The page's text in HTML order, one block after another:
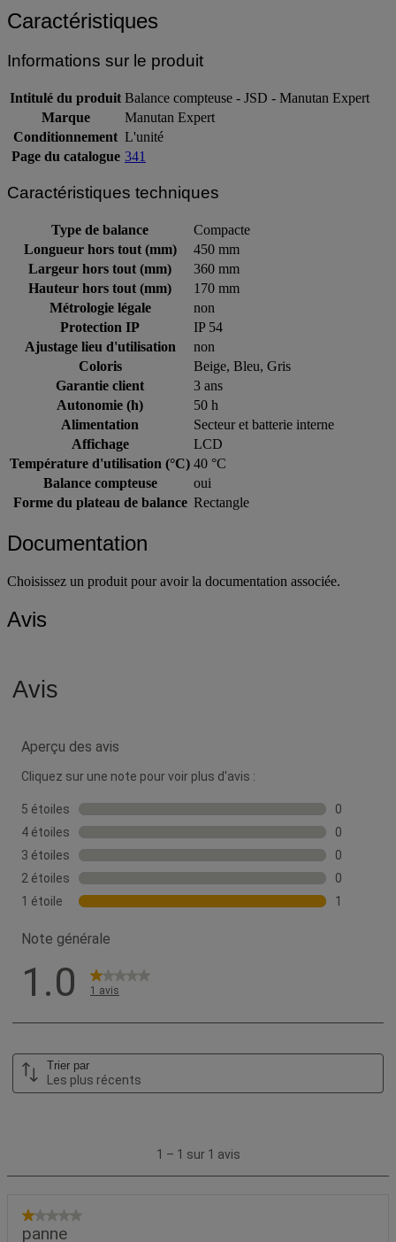
Caractéristiques
Informations sur le produit
Intitulé du produit Balance compteuse - JSD - Manutan Expert
Marque
Manutan Expert
Conditionnement L'unité
Page du catalogue 341
Caractéristiques techniques
Type de balance
Compacte
Longueur hors tout (mm)
450 mm
Largeur hors tout (mm)
360 mm
Hauteur hors tout (mm)
170 mm
Métrologie légale
non
Protection IP
IP 54
Ajustage lieu d'utilisation
non
Coloris
Beige, Bleu, Gris
Garantie client
3 ans
Autonomie (h)
50 h
Alimentation
Secteur et batterie interne
Affichage
LCD
Température d'utilisation (°C) 40 °C
Balance compteuse
oui
Forme du plateau de balance Rectangle
Documentation
Choisissez un produit pour avoir la documentation associée.
Avis